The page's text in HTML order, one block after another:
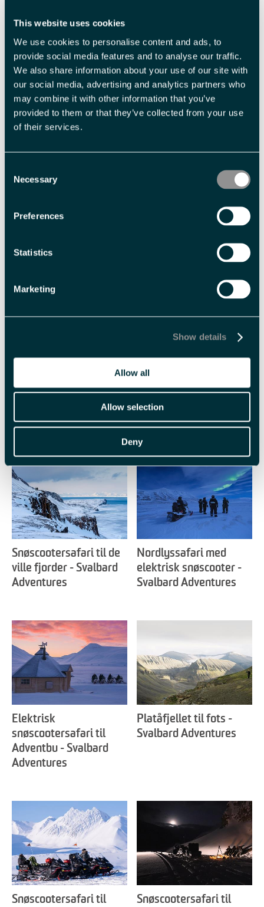
This website uses cookies
We use cookies to personalise content and ads, to
provide social media features and to analyse our traffic.
We also share information about your use of our site with
our social media, advertising and analytics partners who
may combine it with other information that you’ve
provided to them or that they’ve collected from your use
of their services.
Selection
Necessary
Preferences
Statistics
Marketing
Show details
Allow all
Allow selection
Deny
Snøscootersafari til
Tempelfjorden -
Svalbard Adventures
ATV safari med
hundegårdsbesøk -
Svalbard Adventures
Nordlyssafari med
Adventures
Snøscootersafari til
Svalbard Hotell |
Snøscootersafari til
Nordlyscamp - Svalbard
Snøscootersafari til de
ville fjorder - Svalbard
Adventures
Nordlyssafari med
elektrisk snøscooter -
Svalbard Adventures
Elektrisk
snøscootersafari til
Adventbu - Svalbard
Adventures
Platåfjellet til fots -
Svalbard Adventures
Snøscootersafari til
Snøscootersafari til